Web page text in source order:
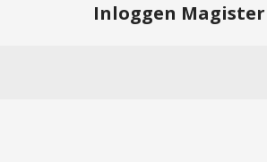
Inloggen Magister